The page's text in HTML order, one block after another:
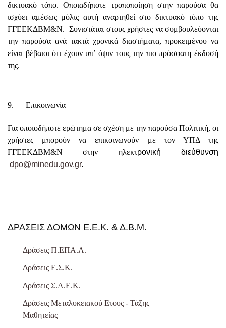
δικτυακό τόπο. Οποιαδήποτε τροποποίηση στην παρούσα θα
ισχύει αμέσως μόλις αυτή αναρτηθεί στο δικτυακό τόπο της
ΓΓΕΕΚΔΒΜ&Ν. Συνιστάται στους χρήστες να συμβουλεύονται
την παρούσα ανά τακτά χρονικά διαστήματα, προκειμένου να
είναι βέβαιοι ότι έχουν υπ’ όψιν τους την πιο πρόσφατη έκδοσή
της.
9. Επικοινωνία
Για οποιοδήποτε ερώτημα σε σχέση με την παρούσα Πολιτική, οι
χρήστες μπορούν να επικοινωνούν με τον ΥΠΔ της
ΓΓΕΕΚΔΒΜ&Ν στην ηλεκτρονική διεύθυνση
dpo@minedu.gov.gr.
ΔΡΑΣΕΙΣ ΔΟΜΩΝ Ε.Ε.Κ. & Δ.Β.Μ.
Δράσεις Π.ΕΠΑ.Λ.
Δράσεις Ε.Σ.Κ.
Δράσεις Σ.Α.Ε.Κ.
Δράσεις Μεταλυκειακού Ετους - Τάξης
Μαθητείας